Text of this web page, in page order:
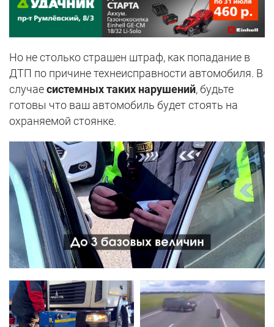
Но не столько страшен штраф, как попадание в
ДТП по причине технеисправности автомобиля. В
случаесистемных таких нарушений, будьте
готовы что ваш автомобиль будет стоять на
охраняемой стоянке.